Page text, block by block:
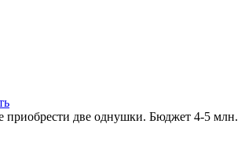
приобрести две однушки. Бюджет 4-5 млн.